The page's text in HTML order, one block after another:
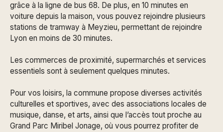
grâce à la ligne de bus 68. De plus, en 10 minutes en
voiture depuis la maison, vous pouvez rejoindre plusieurs
stations de tramway à Meyzieu, permettant de rejoindre
Lyon en moins de 30 minutes.
Les commerces de proximité, supermarchés et services
essentiels sont à seulement quelques minutes.
Pour vos loisirs, la commune propose diverses activités
culturelles et sportives, avec des associations locales de
musique, danse, et arts, ainsi que l’accès tout proche au
Grand Parc Miribel Jonage, où vous pourrez profiter de